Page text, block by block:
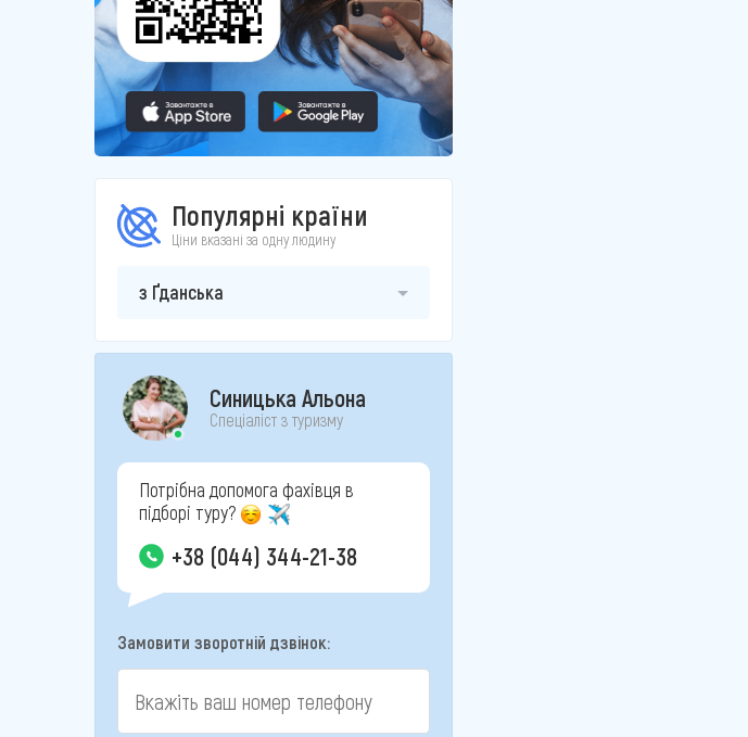
Популярні країни
Ціни вказані за одну людину
з Ґданська
Синицька Альона
Спеціаліст з туризму
Потрібна допомога фахівця в
підборі туру?
+38 (044) 344-21-38
Замовити зворотній дзвінок: